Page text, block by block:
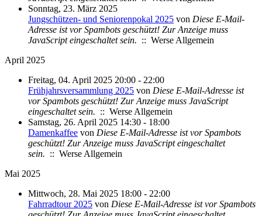
Sonntag, 23. März 2025
Jungschützen- und Seniorenpokal 2025 von Diese E-Mail-
Adresse ist vor Spambots geschützt! Zur Anzeige muss
JavaScript eingeschaltet sein. :: Werse Allgemein
April 2025
Freitag, 04. April 2025 20:00 - 22:00
Frühjahrsversammlung 2025 von Diese E-Mail-Adresse ist
vor Spambots geschützt! Zur Anzeige muss JavaScript
eingeschaltet sein. :: Werse Allgemein
Samstag, 26. April 2025 14:30 - 18:00
Damenkaffee von Diese E-Mail-Adresse ist vor Spambots
geschützt! Zur Anzeige muss JavaScript eingeschaltet
sein. :: Werse Allgemein
Mai 2025
Mittwoch, 28. Mai 2025 18:00 - 22:00
Fahrradtour 2025 von Diese E-Mail-Adresse ist vor Spambots